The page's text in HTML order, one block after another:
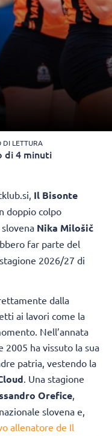
DI LETTURA
di 4 minuti
Il Bisonte
doppio colpo
Nika Milošič
far parte del
2026/27 di
dalla
ai lavori come la
Nell’annata
2005 ha vissuto la sua
patria, vestendo la
. Una stagione
Orefice,
slovena e,
allenatore de Il